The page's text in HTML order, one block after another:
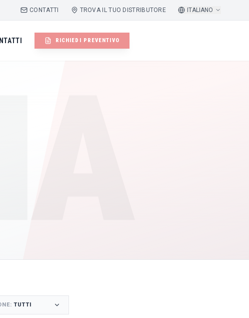
CONTATTI TROVA IL TUO DISTRIBUTORE ITALIANO
RICHIEDI PREVENTIVO
: TUTTI